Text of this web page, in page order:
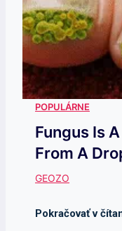
Fungus Is
From A